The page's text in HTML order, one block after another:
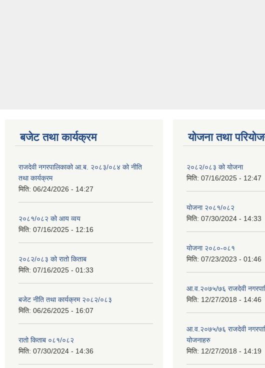
बजेट तथा कार्यक्रम
राजदेवी नगरपालिकाको आ.ब. २०८३/०८४ को नीति
तथा कार्यक्रम
मिति: 06/24/2026 - 14:27
२०८१/०८२ को आय व्वय
मिति: 07/16/2025 - 12:16
२०८२/०८३ को रातो किताब
मिति: 07/16/2025 - 01:33
बजेट नीति तथा कार्यक्रम २०८२/०८३
मिति: 06/26/2025 - 16:07
रातो किताब ०८१/०८२
मिति: 07/30/2024 - 14:36
योजना तथा
२०८२/०८३ को योजना
मिति: 07/16/2025 - 12:47
योजना २०८१/०८२
मिति: 07/30/2024 - 14:33
योजना २०८०-०८१
मिति: 07/23/2023 - 01:46
आ.व.२०७५/७६ राजदेवी
मिति: 12/27/2018 - 14:46
आ.व.२०७५/७६ राजदेवी
योजनाहरु
मिति: 12/27/2018 - 14:19